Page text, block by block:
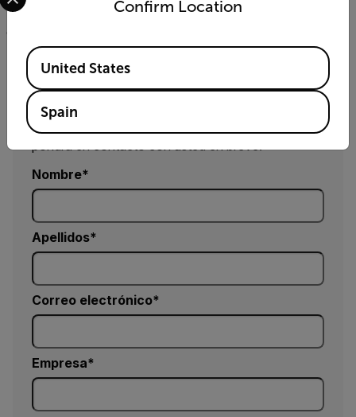
Teledyne FLIR se ha distinguido como líder de la industria
en C-UAS en todo el mundo.
Solicitar información
Rellene el formulario y un experto en productos se
pondrá en contacto con usted en breve.
Nombre
Apellidos
Correo electrónico
Empresa
Confirm Location
Available Locations
United States
Spain